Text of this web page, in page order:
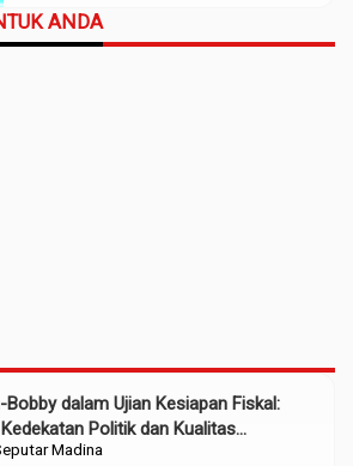
ANDA
Madina
Bobby dalam Ujian Kesiapan Fiskal:
Politik dan Kualitas